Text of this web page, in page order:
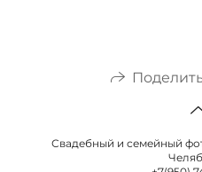
Свадебный и семейный